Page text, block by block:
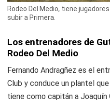
Rodeo Del Medio, tiene
subir a Primera.
Los entrenadores de
Rodeo Del Medio
Fernando Andragñez es el
Club y conduce un plantel
tiene como capitán a Joaquín